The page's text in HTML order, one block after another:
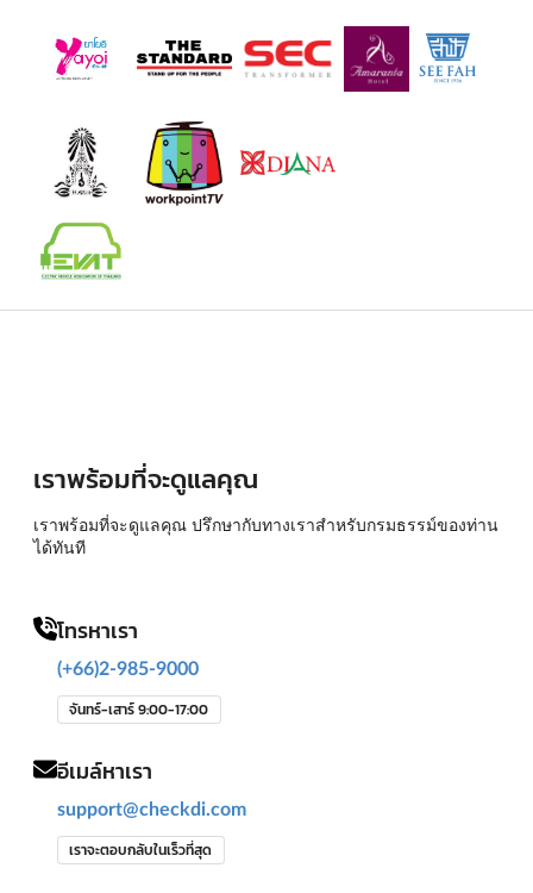
เราพร้อมที่จะดูแลคุณ
เราพร้อมที่จะดูแลคุณ ปรึกษากับทางเราสำหรับกรมธรรม์ของท่าน
ได้ทันที
โทรหาเรา
(+66)2-985-9000
จันทร์-เสาร์ 9:00-17:00
อีเมล์หาเรา
support@checkdi.com
เราจะตอบกลับในเร็วที่สุด